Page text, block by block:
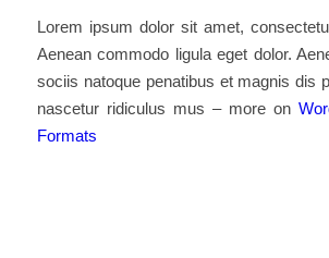
Lorem ipsum dolor sit amet,
Aenean commodo ligula eget dolor.
sociis natoque penatibus et magnis dis
nascetur ridiculus mus – more on
Formats